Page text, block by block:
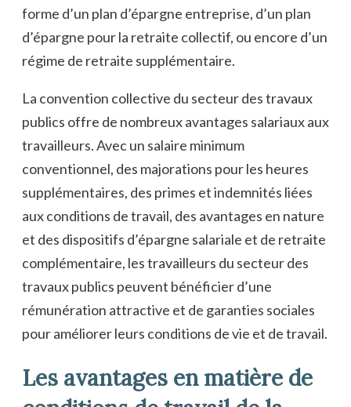
forme d’un plan d’épargne entreprise, d’un plan
d’épargne pour la retraite collectif, ou encore d’un
régime de retraite supplémentaire.
La convention collective du secteur des travaux
publics offre de nombreux avantages salariaux aux
travailleurs. Avec un salaire minimum
conventionnel, des majorations pour les heures
supplémentaires, des primes et indemnités liées
aux conditions de travail, des avantages en nature
et des dispositifs d’épargne salariale et de retraite
complémentaire, les travailleurs du secteur des
travaux publics peuvent bénéficier d’une
rémunération attractive et de garanties sociales
pour améliorer leurs conditions de vie et de travail.
Les avantages en matière de